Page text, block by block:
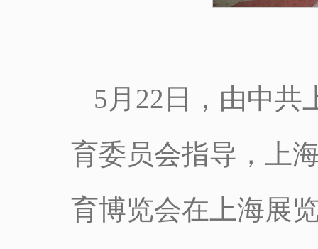
5月22日，由中共
育委员会指导，上
育博览会在上海展